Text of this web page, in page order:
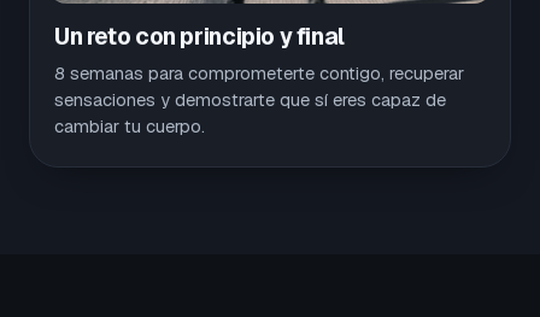
Un reto con principio y final
8 semanas para comprometerte contigo, recuperar
sensaciones y demostrarte que sí eres capaz de
cambiar tu cuerpo.